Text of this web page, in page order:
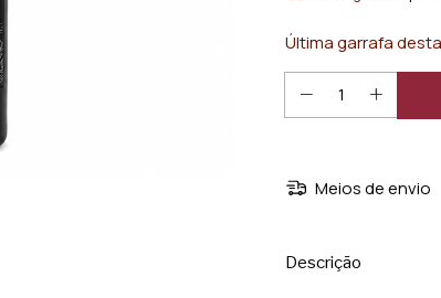
Última garrafa
Meios de envio
Descrição